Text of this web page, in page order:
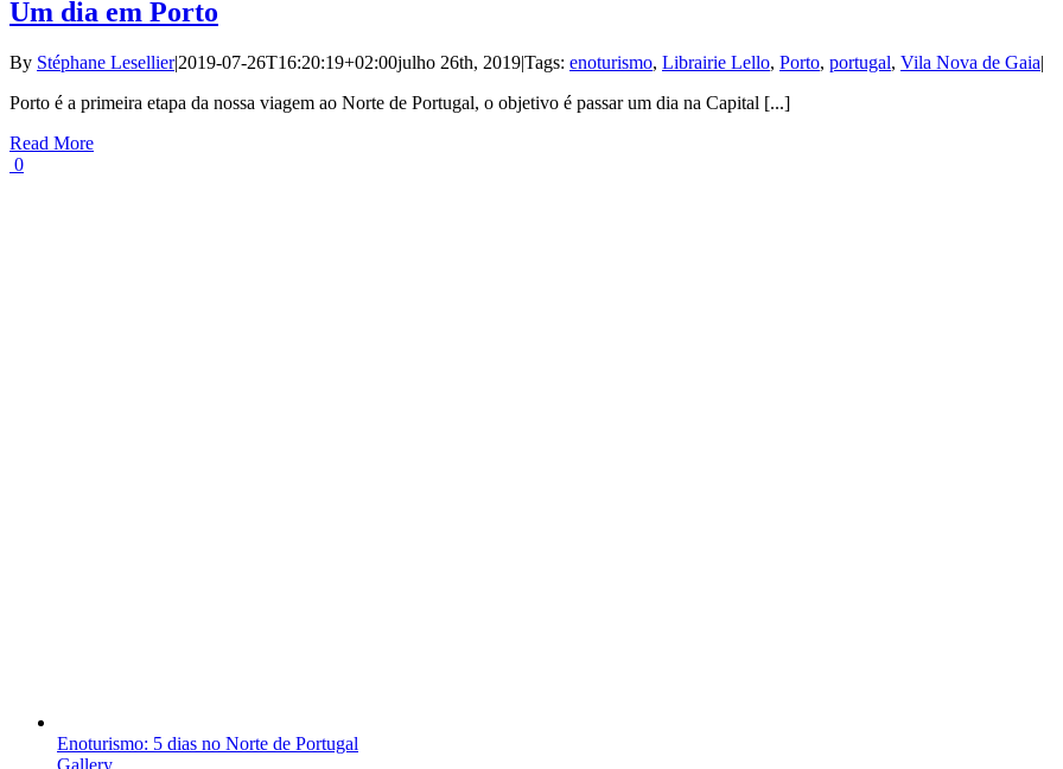
Um dia em Porto
By Stéphane Lesellier|2019-07-26T16:20:19+02:00julho 26th, 2019|Tags: enoturismo, Librairie Lello, Porto, portugal, Vila Nova de Gaia|
Porto é a primeira etapa da nossa viagem ao Norte de Portugal, o objetivo é passar um dia na Capital [...]
Read More
0
Enoturismo: 5 dias no Norte de Portugal